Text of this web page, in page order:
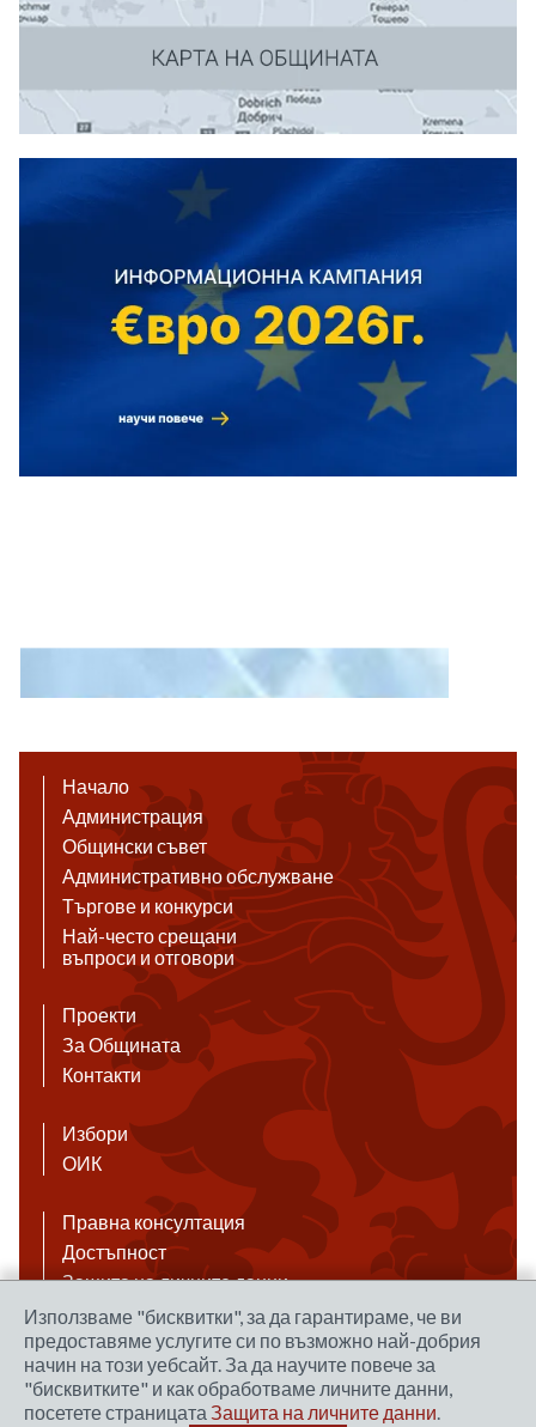
Начало
Администрация
Общински съвет
Административно обслужване
Търгове и конкурси
Най-често срещани
въпроси и отговори
Проекти
За Общината
Контакти
Избори
ОИК
Правна консултация
Достъпност
Защита на личните данни
Антикорупция
Връзки
Правила за ползване на сайта
Използваме "бисквитки", за да гарантираме, че ви
предоставяме услугите си по възможно най-добрия
начин на този уебсайт. За да научите повече за
"бисквитките" и как обработваме личните данни,
посетете страницата Защита на личните данни.